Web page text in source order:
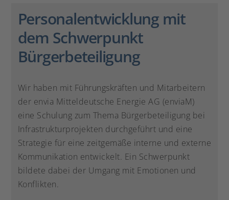
Personalentwicklung mit
dem Schwerpunkt
Bürgerbeteiligung
Wir haben mit Führungskräften und Mitarbeitern
der envia Mitteldeutsche Energie AG (enviaM)
eine Schulung zum Thema Bürgerbeteiligung bei
Infrastrukturprojekten durchgeführt und eine
Strategie für eine zeitgemäße interne und externe
Kommunikation entwickelt. Ein Schwerpunkt
bildete dabei der Umgang mit Emotionen und
Konflikten.